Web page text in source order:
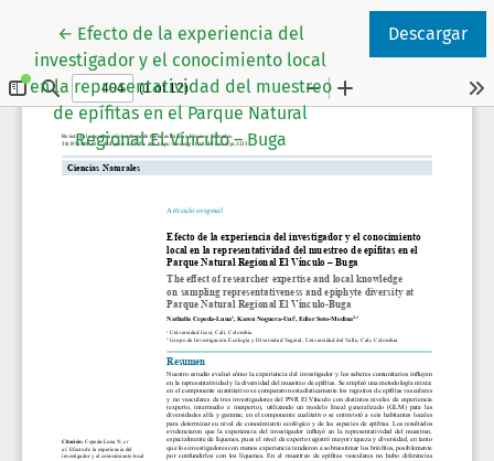
← Volver a los detalles del artículo
Efecto de la experiencia del
investigador y el conocimiento local
en la representatividad del muestreo
de epífitas en el Parque Natural
Regional El Vínculo – Buga
Descargar